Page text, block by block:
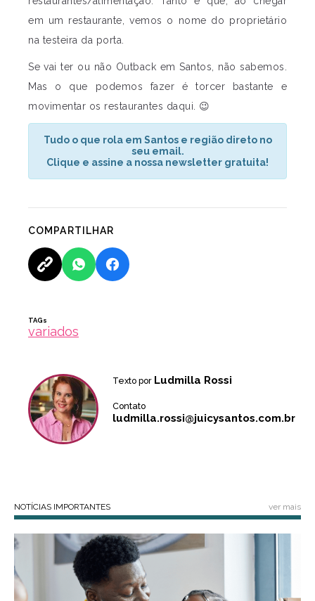
em um restaurante, vemos o nome do proprietário
na testeira da porta.
Se vai ter ou não Outback em Santos, não sabemos.
Mas o que podemos fazer é torcer bastante e
movimentar os restaurantes daqui. 😉
Tudo o que rola em Santos e região direto no
seu email.
Clique e assine a nossa newsletter gratuita!
COMPARTILHAR
TAGs
variados
Texto por Ludmilla Rossi
Contato
ludmilla.rossi@juicysantos.com.br
NOTÍCIAS IMPORTANTES ver mais